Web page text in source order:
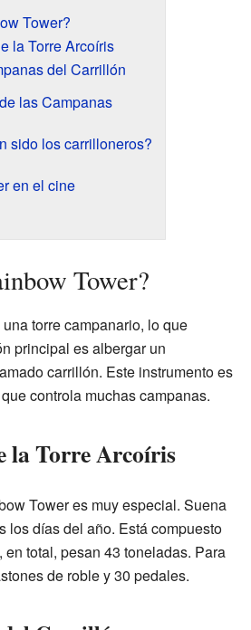
Tower?
la Torre Arcoíris
del Carrillón
las Campanas
sido los carrilloneros?
en el cine
Tower?
torre campanario, lo que
principal es albergar un
carrillón. Este instrumento es
controla muchas campanas.
la Torre Arcoíris
Tower es muy especial. Suena
los días del año. Está compuesto
total, pesan 43 toneladas. Para
de roble y 30 pedales.